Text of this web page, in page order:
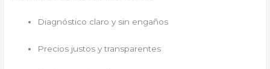
Diagnóstico claro y sin engaños
Precios justos y transparentes